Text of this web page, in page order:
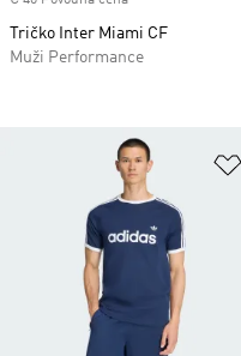
Tričko Inter Miami CF
Muži Performance